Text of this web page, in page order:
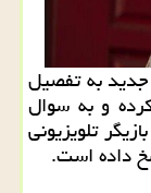
به تفصیل
و به سوال
تلویزیونی
داده است.